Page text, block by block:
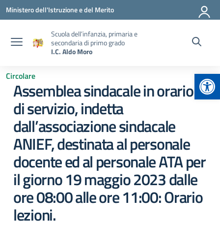
Vai ai contenuti
Vai al menu di navigazione
Vai al footer
Ministero dell'Istruzione e del Merito
Scuola dell’infanzia, primaria e
secondaria di primo grado
I.C. Aldo Moro
Circolare
Assemblea sindacale in orario
di servizio, indetta
dall’associazione sindacale
ANIEF, destinata al personale
docente ed al personale ATA per
il giorno 19 maggio 2023 dalle
ore 08:00 alle ore 11:00: Orario
lezioni.